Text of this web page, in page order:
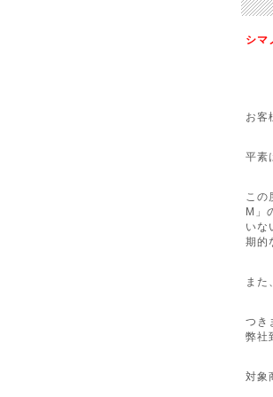
シマ
お客
平素
この
M」
いな
期的
また
つき
弊社
対象